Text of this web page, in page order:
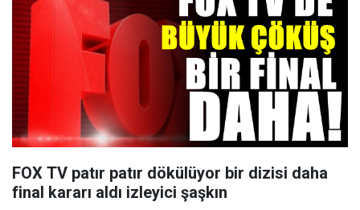
FOX TV patır patır dökülüyor bir dizisi daha
final kararı aldı izleyici şaşkın